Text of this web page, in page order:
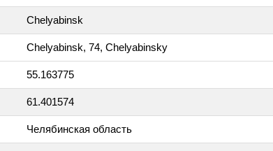
Chelyabinsk
Chelyabinsk, 74, Chelyabinsky
55.163775
61.401574
Челябинская область